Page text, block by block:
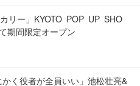
カリー」KYOTO POP UP SHO
期間限定オープン
く役者が全員いい」池松壮亮&